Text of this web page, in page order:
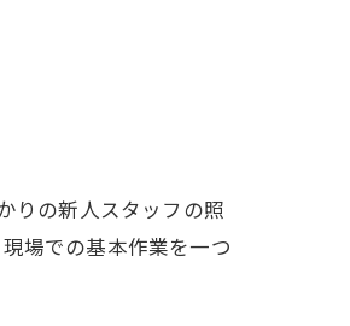
りの新人スタッフの照
場での基本作業を一つ